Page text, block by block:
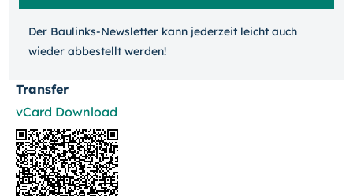
Der Baulinks-Newsletter kann jeder­zeit leicht auch
wieder ab­bestellt werden!
Transfer
vCard Download